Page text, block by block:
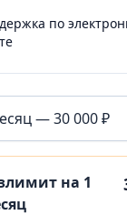
по
— 30 000 ₽
на 1